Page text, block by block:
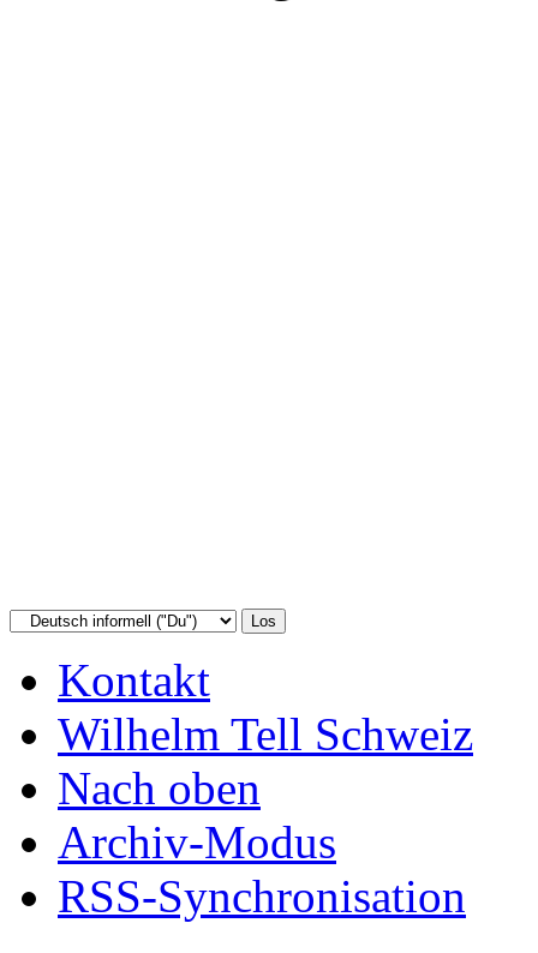
Kontakt
Wilhelm Tell Schweiz
Nach oben
Archiv-Modus
RSS-Synchronisation